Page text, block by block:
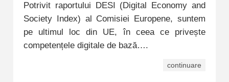
Potrivit raportului DESI (Digital Economy and
Society Index) al Comisiei Europene, suntem
pe ultimul loc din UE, în ceea ce privește
competențele digitale de bază….
continuare